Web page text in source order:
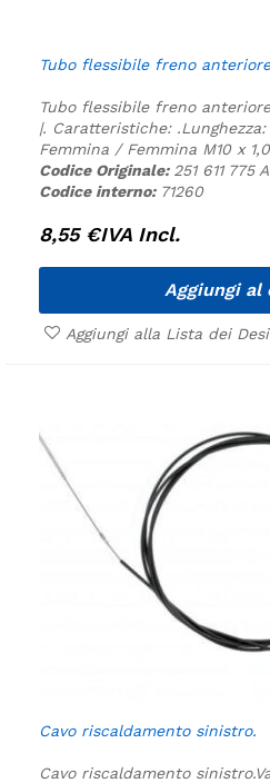
Tubo flessibile freno
Tubo flessibile freno
|. Caratteristiche: .
Femmina / Femmina M10 x 1,0
Codice Originale: 251 611 775 A
Codice interno: 71260
8,55 €IVA Incl.
Aggiungi al
Aggiungi alla Lista dei
Cavo riscaldamento sinistro.
Cavo riscaldamento sinistro.